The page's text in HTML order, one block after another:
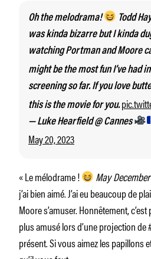
Oh the melodrama!
Todd
was kinda bizarre but I kinda
watching Portman and Moore
might be the most fun I’ve had
screening so far. If you love
this is the movie for you.
— Luke Hearfield @ Cannes
May 20, 2023
« Le mélodrame ! May December
j’ai bien aimé. J’ai eu beaucoup de
Moore s’amuser. Honnêtement,
plus amusé lors d’une projection de
présent. Si vous aimez les papillons